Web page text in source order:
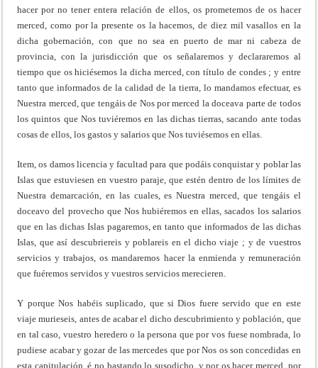
hacer por no tener entera relación de ellos, os prometemos de os hacer
merced, como por la presente os la hacemos, de diez mil vasallos en la
dicha gobernación, con que no sea en puerto de mar ni cabeza de
provincia, con la jurisdicción que os señalaremos y declararemos al
tiempo que os hiciésemos la dicha merced, con título de condes ; y entre
tanto que informados de la calidad de la tierra, lo mandamos efectuar, es
Nuestra merced, que tengáis de Nos por merced la doceava parte de todos
los quintos que Nos tuviéremos en las dichas tierras, sacando ante todas
cosas de ellos, los gastos y salarios que Nos tuviésemos en ellas.
Item, os damos licencia y facultad para que podáis conquistar y poblar las
Islas que estuviesen en vuestro paraje, que estén dentro de los límites de
Nuestra demarcación, en las cuales, es Nuestra merced, que tengáis el
doceavo del provecho que Nos hubiéremos en ellas, sacados los salarios
que en las dichas Islas pagaremos, en tanto que informados de las dichas
Islas, que así descubriereis y poblareis en el dicho viaje ; y de vuestros
servicios y trabajos, os mandaremos hacer la enmienda y remuneración
que fuéremos servidos y vuestros servicios merecieren.
Y porque Nos habéis suplicado, que si Dios fuere servido que en este
viaje murieseis, antes de acabar el dicho descubrimiento y población, que
en tal caso, vuestro heredero o la persona que por vos fuese nombrada, lo
pudiese acabar y gozar de las mercedes que por Nos os son concedidas en
esta capitulación, é no bastando lo susodicho, y por os hacer merced, por